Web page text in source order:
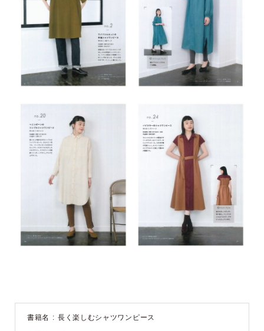
書籍名 長く楽しむシャツワンピース